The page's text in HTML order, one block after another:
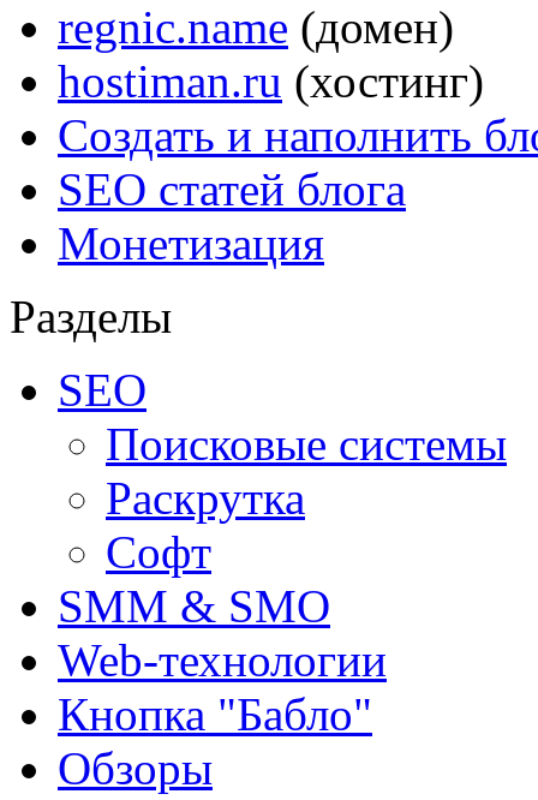
regnic.name (домен)
hostiman.ru (хостинг)
Создать и наполнить
SEO статей блога
Монетизация
Разделы
SEO
Поисковые системы
Раскрутка
Софт
SMM & SMO
Web-технологии
Кнопка "Бабло"
Обзоры